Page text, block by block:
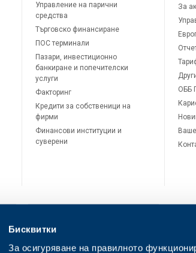
Бисквитки
За осигуряване на правилното
Управление на парични
средства
Търговско финансиране
ПОС терминали
Пазари, инвестиционно
банкиране и попечителски
услуги
Факторинг
Кредити за собственици на
фирми
Финансови институции и
суверени
За
ОББ